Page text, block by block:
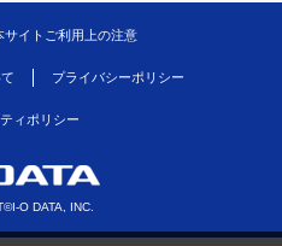
サイトご利用上の注意
プライバシーポリシー
ィポリシー
O DATA, INC.